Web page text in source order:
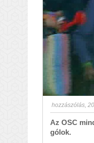
hozzászólás,
Az OSC
gólok.